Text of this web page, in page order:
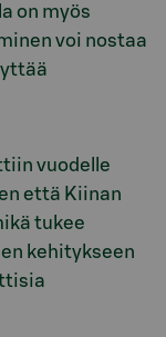
on myös
voi nostaa
vuodelle
että Kiinan
tukee
kehitykseen